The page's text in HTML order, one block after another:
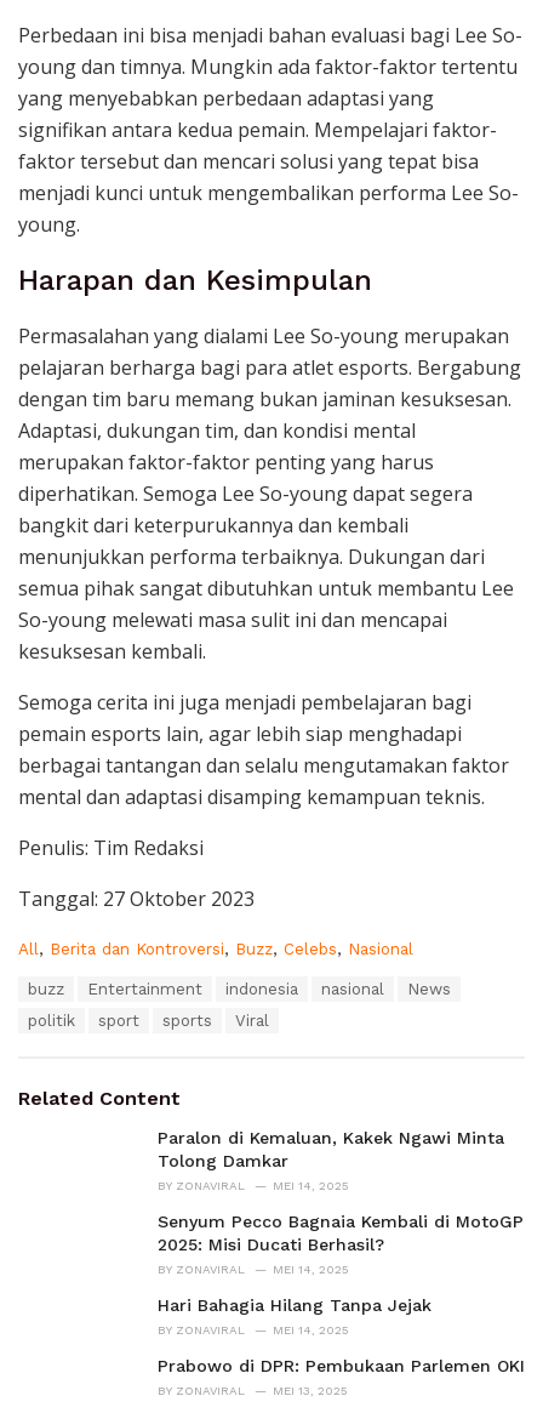
Perbedaan ini bisa menjadi bahan evaluasi bagi Lee So-
young dan timnya. Mungkin ada faktor-faktor tertentu
yang menyebabkan perbedaan adaptasi yang
signifikan antara kedua pemain. Mempelajari faktor-
faktor tersebut dan mencari solusi yang tepat bisa
menjadi kunci untuk mengembalikan performa Lee So-
young.
Harapan dan Kesimpulan
Permasalahan yang dialami Lee So-young merupakan
pelajaran berharga bagi para atlet esports. Bergabung
dengan tim baru memang bukan jaminan kesuksesan.
Adaptasi, dukungan tim, dan kondisi mental
merupakan faktor-faktor penting yang harus
diperhatikan. Semoga Lee So-young dapat segera
bangkit dari keterpurukannya dan kembali
menunjukkan performa terbaiknya. Dukungan dari
semua pihak sangat dibutuhkan untuk membantu Lee
So-young melewati masa sulit ini dan mencapai
kesuksesan kembali.
Semoga cerita ini juga menjadi pembelajaran bagi
pemain esports lain, agar lebih siap menghadapi
berbagai tantangan dan selalu mengutamakan faktor
mental dan adaptasi disamping kemampuan teknis.
Penulis: Tim Redaksi
Tanggal: 27 Oktober 2023
C
i
All, Berita dan Kontroversi, Buzz, Celebs, Nasional
buzz Entertainment indonesia nasional
News
politik
sport sports Viral
Related Content
Paralon di Kemaluan, Kakek Ngawi Minta
Tolong Damkar
BY ZONAVIRAL MEI 14, 2025
Senyum Pecco Bagnaia Kembali di MotoGP
2025: Misi Ducati Berhasil?
BY ZONAVIRAL MEI 14, 2025
Hari Bahagia Hilang Tanpa Jejak
BY ZONAVIRAL MEI 14, 2025
Prabowo di DPR: Pembukaan Parlemen OKI
BY ZONAVIRAL MEI 13, 2025